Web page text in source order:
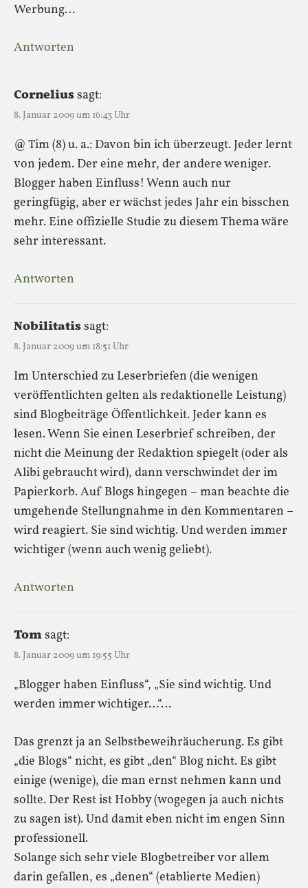
Werbung…
Antworten
Corneliussagt:
8. Januar 2009 um 16:43 Uhr
@ Tim (8) u. a.: Davon bin ich überzeugt. Jeder lernt
von jedem. Der eine mehr, der andere weniger.
Blogger haben Einfluss! Wenn auch nur
geringfügig, aber er wächst jedes Jahr ein bisschen
mehr. Eine offizielle Studie zu diesem Thema wäre
sehr interessant.
Antworten
Nobilitatissagt:
8. Januar 2009 um 18:51 Uhr
Im Unterschied zu Leserbriefen (die wenigen
veröffentlichten gelten als redaktionelle Leistung)
sind Blogbeiträge Öffentlichkeit. Jeder kann es
lesen. Wenn Sie einen Leserbrief schreiben, der
nicht die Meinung der Redaktion spiegelt (oder als
Alibi gebraucht wird), dann verschwindet der im
Papierkorb. Auf Blogs hingegen – man beachte die
umgehende Stellungnahme in den Kommentaren –
wird reagiert. Sie sind wichtig. Und werden immer
wichtiger (wenn auch wenig geliebt).
Antworten
Tomsagt:
8. Januar 2009 um 19:55 Uhr
„Blogger haben Einfluss“, „Sie sind wichtig. Und
werden immer wichtiger…“…
Das grenzt ja an Selbstbeweihräucherung. Es gibt
„die Blogs“ nicht, es gibt „den“ Blog nicht. Es gibt
einige (wenige), die man ernst nehmen kann und
sollte. Der Rest ist Hobby (wogegen ja auch nichts
zu sagen ist). Und damit eben nicht im engen Sinn
professionell.
Solange sich sehr viele Blogbetreiber vor allem
darin gefallen, es „denen“ (etablierte Medien)